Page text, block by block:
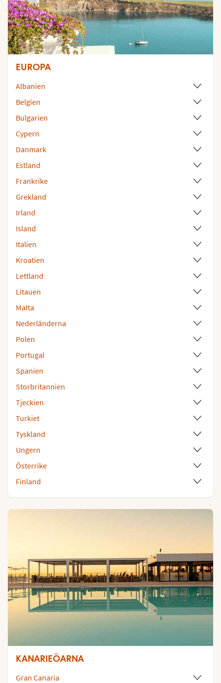
EUROPA
Albanien
Belgien
Bulgarien
Cypern
Danmark
Estland
Frankrike
Grekland
Irland
Island
Italien
Kroatien
Lettland
Litauen
Malta
Nederländerna
Polen
Portugal
Spanien
Storbritannien
Tjeckien
Turkiet
Tyskland
Ungern
Österrike
Finland
KANARIEÖARNA
Gran Canaria